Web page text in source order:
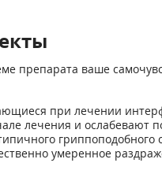
препарата ваше
при лечении
лечения и ослабевают
умеренное